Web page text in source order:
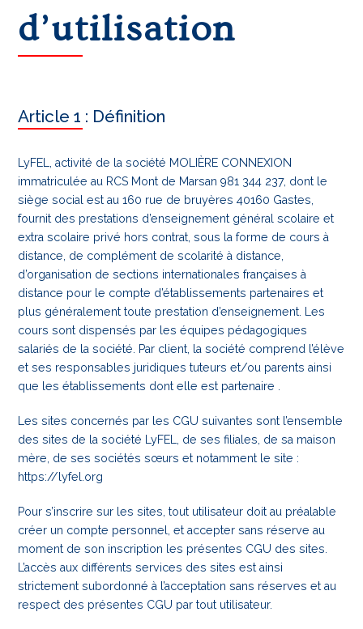
d’utilisation
Article 1 : Définition
LyFEL, activité de la société MOLIÈRE CONNEXION
immatriculée au RCS Mont de Marsan 981 344 237, dont le
siège social est au 160 rue de bruyères 40160 Gastes,
fournit des prestations d’enseignement général scolaire et
extra scolaire privé hors contrat, sous la forme de cours à
distance, de complément de scolarité à distance,
d’organisation de sections internationales françaises à
distance pour le compte d’établissements partenaires et
plus généralement toute prestation d’enseignement. Les
cours sont dispensés par les équipes pédagogiques
salariés de la société. Par client, la société comprend l’élève
et ses responsables juridiques tuteurs et/ou parents ainsi
que les établissements dont elle est partenaire .
Les sites concernés par les CGU suivantes sont l’ensemble
des sites de la société LyFEL, de ses filiales, de sa maison
mère, de ses sociétés sœurs et notamment le site :
https://lyfel.org
Pour s’inscrire sur les sites, tout utilisateur doit au préalable
créer un compte personnel, et accepter sans réserve au
moment de son inscription les présentes CGU des sites.
L’accès aux différents services des sites est ainsi
strictement subordonné à l’acceptation sans réserves et au
respect des présentes CGU par tout utilisateur.